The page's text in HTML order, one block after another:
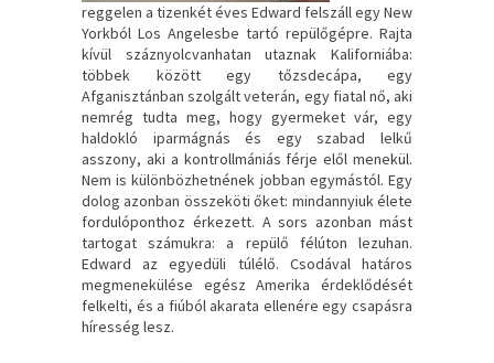
reggelen a tizenkét éves Edward felszáll egy New
Yorkból Los Angelesbe tartó repülőgépre. Rajta
kívül száznyolcvanhatan utaznak Kaliforniába:
többek között egy tőzsdecápa, egy
Afganisztánban szolgált veterán, egy fiatal nő, aki
nemrég tudta meg, hogy gyermeket vár, egy
haldokló iparmágnás és egy szabad lelkű
asszony, aki a kontrollmániás férje elől menekül.
Nem is különbözhetnének jobban egymástól. Egy
dolog azonban összeköti őket: mindannyiuk élete
fordulóponthoz érkezett. A sors azonban mást
tartogat számukra: a repülő félúton lezuhan.
Edward az egyedüli túlélő. Csodával határos
megmenekülése egész Amerika érdeklődését
felkelti, és a fiúból akarata ellenére egy csapásra
híresség lesz.